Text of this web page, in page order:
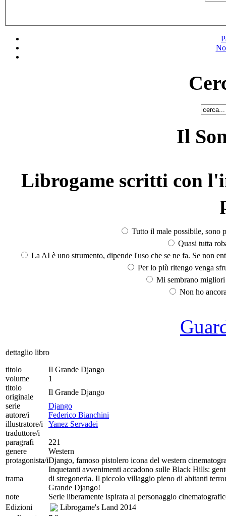
Il
Librogame scritti con
Tutto il male possibile, sono
Quasi tutta
La AI è uno strumento, dipende l'uso che se ne fa. Se non
Per lo più ritengo venga
Mi sembrano
Non ho
dettaglio libro
titolo
Il Grande Django
volume
1
titolo
originale
Il Grande Django
serie
Django
autore/i
Federico Bianchini
illustratore/i
Yanez Servadei
traduttore/i
paragrafi
221
genere
Western
protagonista/iDjango, famoso pistolero icona del western
trama
Inquetanti avvenimenti accadono sulle Black Hills:
di stregoneria. Il piccolo villaggio pieno di abitanti
Grande Django!
note
Serie liberamente ispirata al personaggio
Edizioni
Librogame's Land 2014